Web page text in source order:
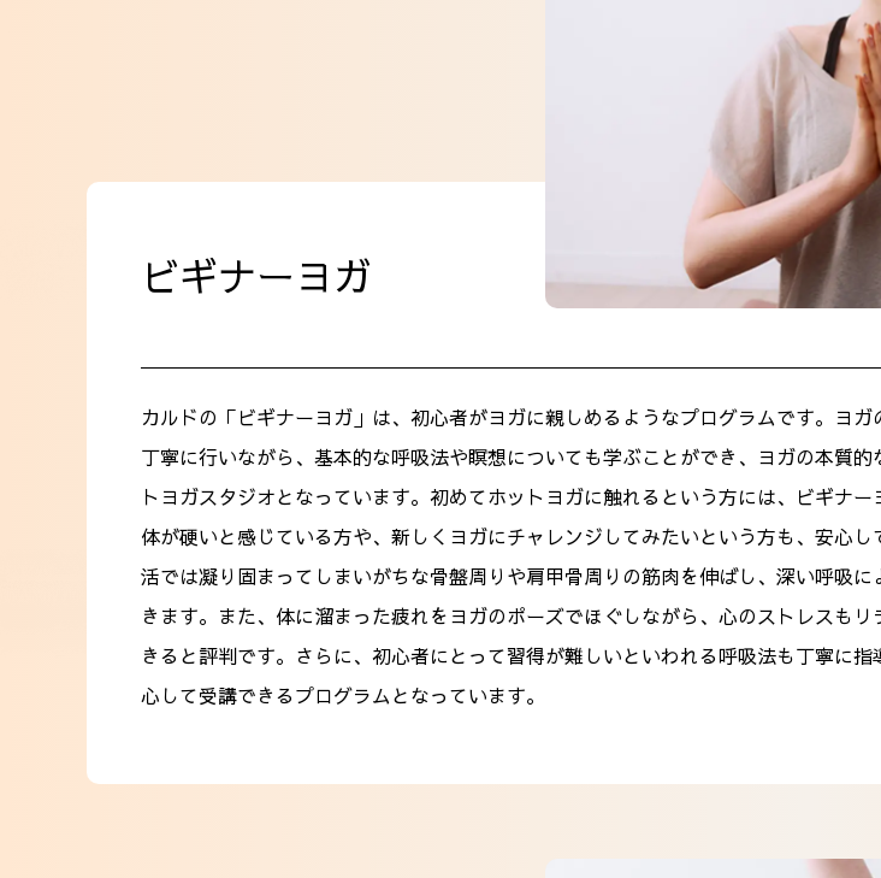
ビギナーヨガ
カルドの「ビギナーヨガ」は、初心者がヨガに親しめるようなプログラムです。ヨ
丁寧に行いながら、基本的な呼吸法や瞑想についても学ぶことができ、ヨガの本質
トヨガスタジオとなっています。初めてホットヨガに触れるという方には、ビギナ
体が硬いと感じている方や、新しくヨガにチャレンジしてみたいという方も、安心
活では凝り固まってしまいがちな骨盤周りや肩甲骨周りの筋肉を伸ばし、深い呼吸
きます。また、体に溜まった疲れをヨガのポーズでほぐしながら、心のストレスも
きると評判です。さらに、初心者にとって習得が難しいといわれる呼吸法も丁寧に
心して受講できるプログラムとなっています。